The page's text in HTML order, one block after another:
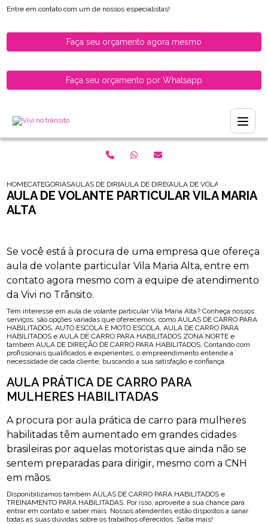
Entre em contato com um de nossos especialistas!
Faça seu orçamento agora mesmo
Faça seu orçamento por Whatsapp
HOMECATEGORIASAULAS DE DIRECAO PARA HABILITADOS
AULA DE DIRECAO PARA HABILITADOS
AULA DE VOLANTE
AULA DE VOLANTE PARTICULAR VILA MARIA
ALTA
Se você está à procura de uma empresa que ofereça
aula de volante particular Vila Maria Alta, entre em
contato agora mesmo com a equipe de atendimento
da Vivi no Trânsito.
Tem interesse em aula de volante particular Vila Maria Alta? Conheça nossos
serviços, são opções variadas que oferecemos, como AULAS DE CARRO PARA
HABILITADOS, AUTO ESCOLA E MOTO ESCOLA, AULA DE CARRO PARA
HABILITADOS e AULA DE CARRO PARA HABILITADOS ZONA NORTE e
tambem AULA DE DIREÇÃO DE CARRO PARA HABILITADOS. Contando com
profissionais qualificados e experientes, o empreendimento entende a
necessidade de cada cliente, buscando a sua satisfação e confiança.
AULA PRÁTICA DE CARRO PARA
MULHERES HABILITADAS
A procura por aula prática de carro para mulheres
habilitadas têm aumentado em grandes cidades
brasileiras por aquelas motoristas que ainda não se
sentem preparadas para dirigir, mesmo com a CNH
em mãos.
Disponibilizamos também AULAS DE CARRO PARA HABILITADOS e
TREINAMENTO PARA HABILITADAS. Por isso, aproveite a sua chance para
entrar em contato e saber mais. Nossos atendentes estão dispostos a sanar
todas as suas dúvidas sobre os trabalhos oferecidos. Saiba mais!